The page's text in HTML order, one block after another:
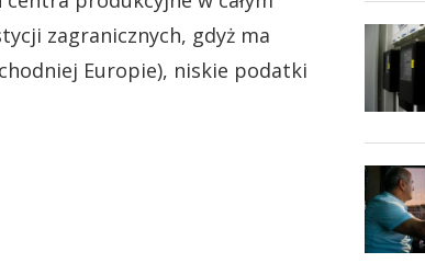
zagranicznych, gdyż ma
Europie), niskie podatki